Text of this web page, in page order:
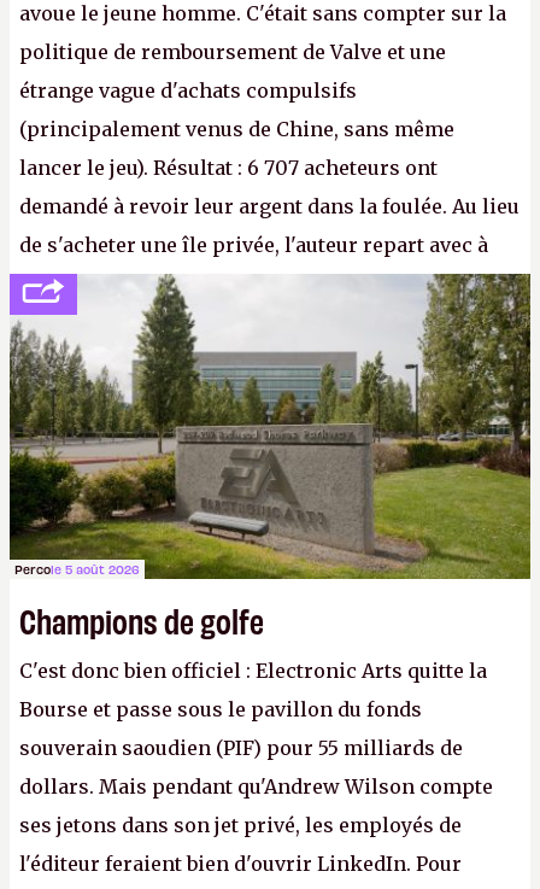
avoue le jeune homme. C'était sans compter sur la
politique de remboursement de Valve et une
étrange vague d'achats compulsifs
(principalement venus de Chine, sans même
lancer le jeu). Résultat : 6 707 acheteurs ont
demandé à revoir leur argent dans la foulée. Au lieu
de s'acheter une île privée, l'auteur repart avec à
peine 2 000 dollars en poche. C'est toujours plus
cher payé que le temps passé à dev, mais ça
apprendra aux petits malins qu'on ne braque pas
Gabe Newell aussi facilement.P.
Percole 5 août 2026
Champions de golfe
C'est donc bien officiel : Electronic Arts quitte la
Bourse et passe sous le pavillon du fonds
souverain saoudien (PIF) pour 55 milliards de
dollars. Mais pendant qu'Andrew Wilson compte
ses jetons dans son jet privé, les employés de
l'éditeur feraient bien d'ouvrir LinkedIn. Pour